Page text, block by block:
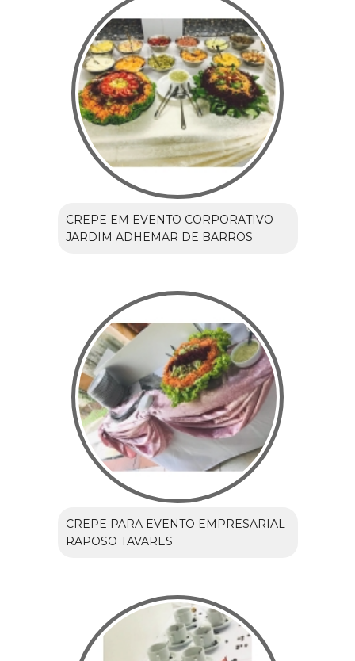
CREPE EM EVENTO CORPORATIVO
JARDIM ADHEMAR DE BARROS
CREPE PARA EVENTO EMPRESARIAL
RAPOSO TAVARES